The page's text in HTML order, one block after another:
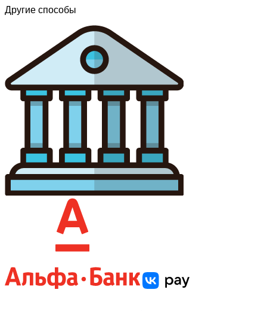
Другие способы